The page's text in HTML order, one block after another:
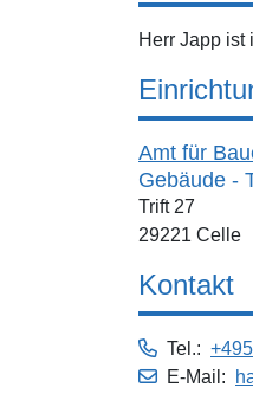
Herr Japp ist
Amt für
Gebäude -
Trift 27
29221 Celle
Kontakt
Tel.:
E-Mail: